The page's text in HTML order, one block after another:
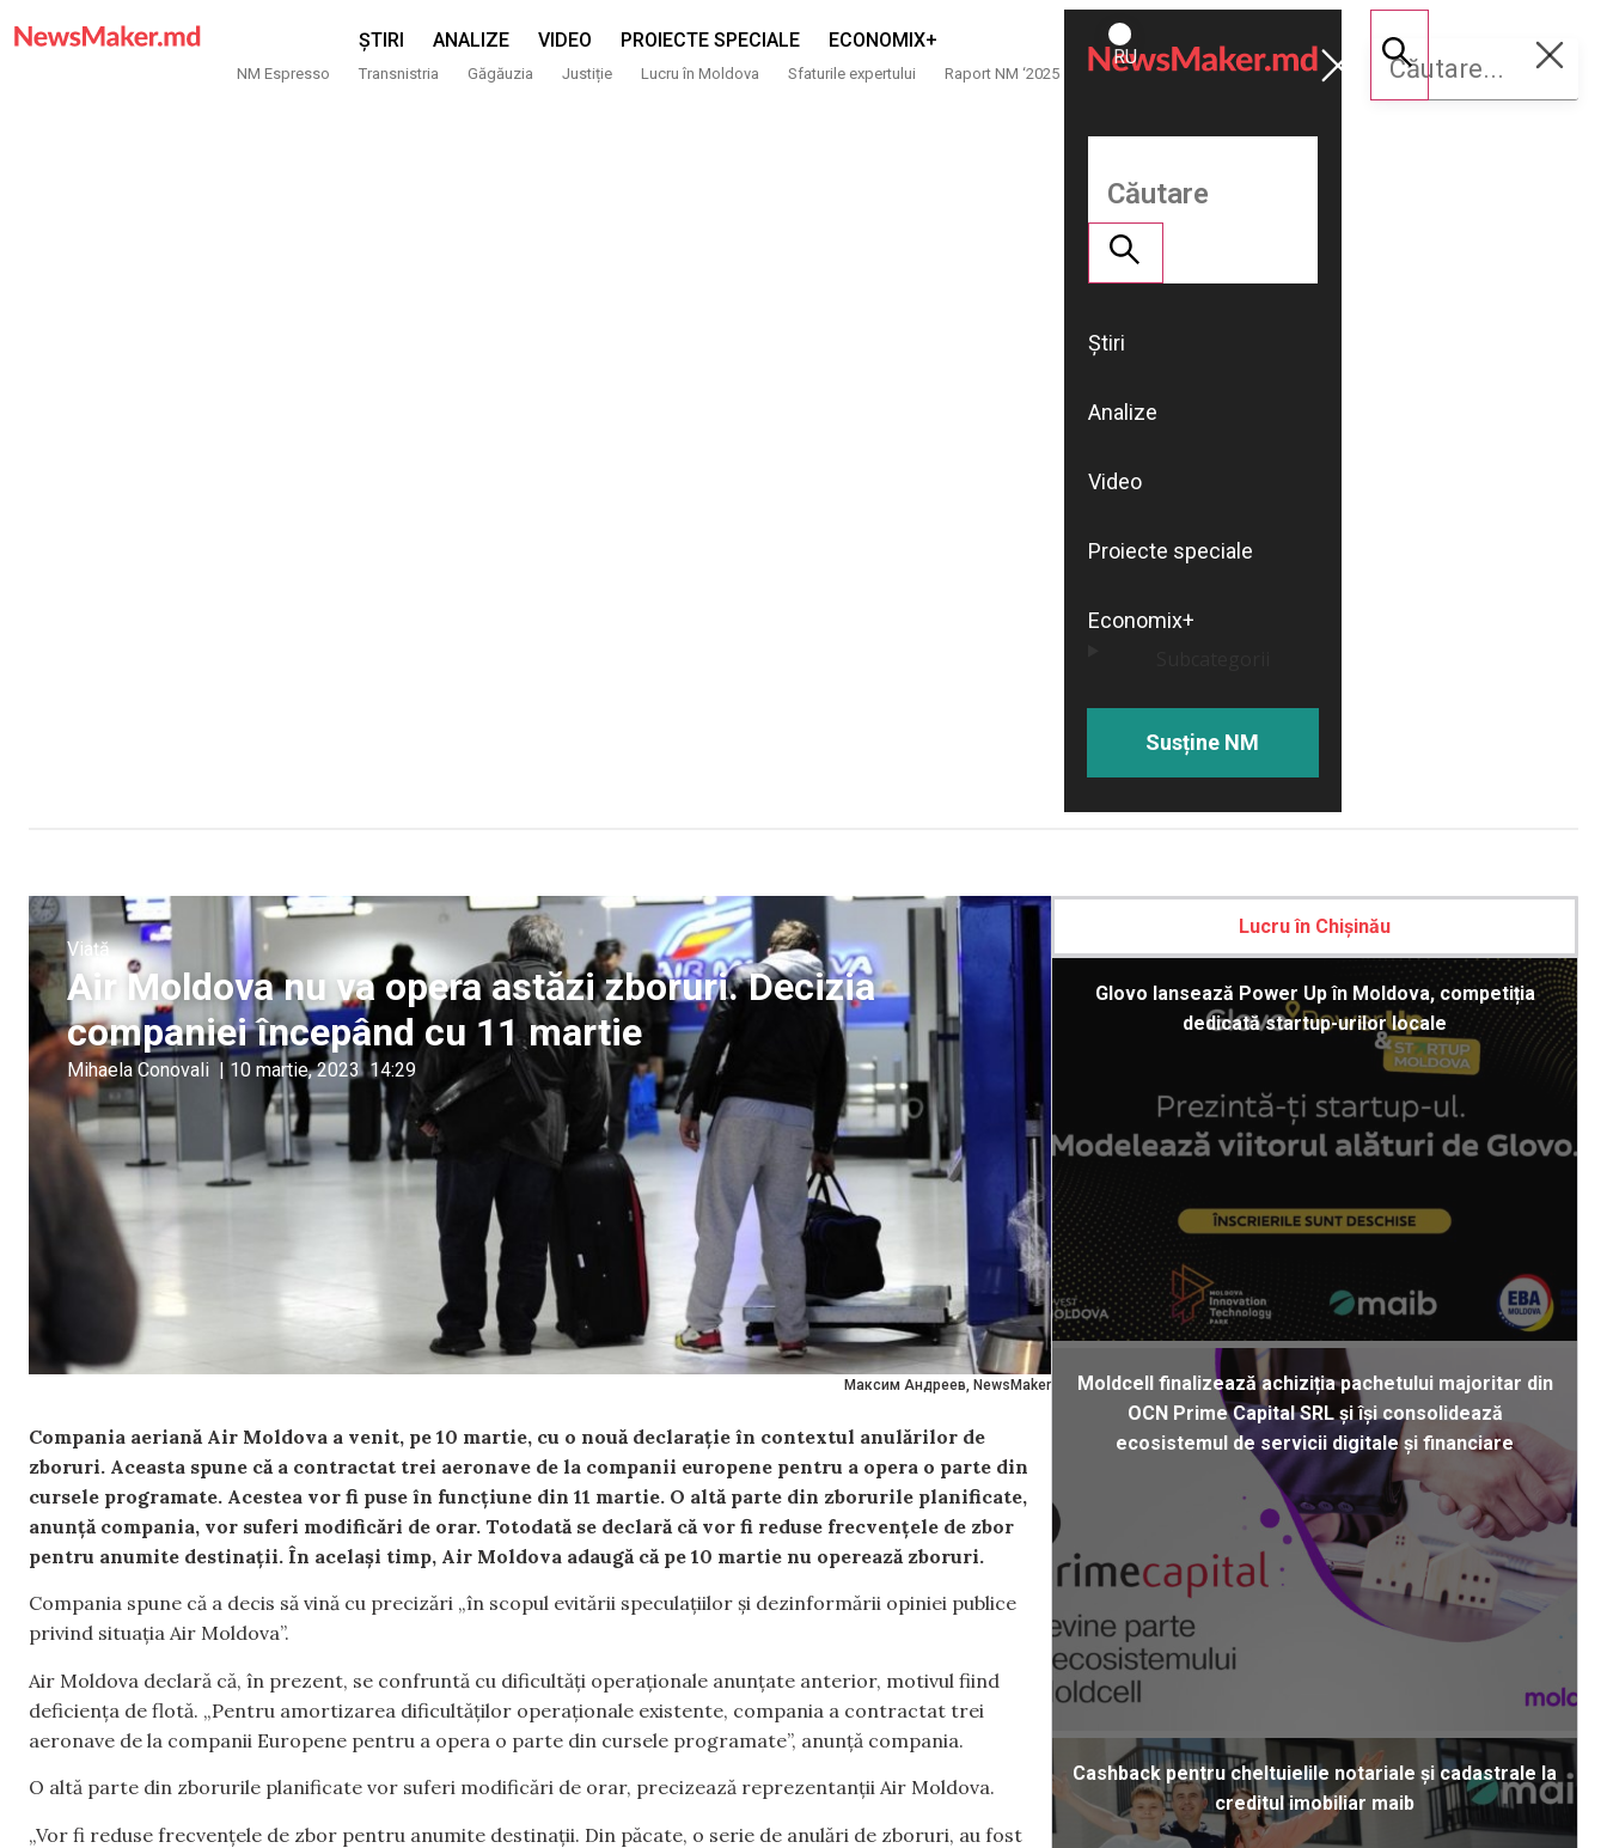
ȘTIRI ANALIZE VIDEO PROIECTE SPECIALE ECONOMIX+
NM Espresso Transnistria Găgăuzia Justiție Lucru în Moldova Sfaturile expertului Raport NM ‘2025
ROMÂNĂ
RU
Susține
NM
Știri
Analize
Video
Proiecte speciale
Economix+
Susține NM
Максим Андреев, NewsMaker
Viață
Air Moldova nu va opera astăzi zboruri. Decizia
companiei începând cu 11 martie
Mihaela Conovali | 10 martie, 2023 14:29
Compania aeriană Air Moldova a venit, pe 10 martie, cu o nouă declarație în contextul anulărilor de
zboruri. Aceasta spune că a contractat trei aeronave de la companii europene pentru a opera o parte din
cursele programate. Acestea vor fi puse în funcțiune din 11 martie. O altă parte din zborurile planificate,
anunță compania, vor suferi modificări de orar. Totodată se declară că vor fi reduse frecvențele de zbor
pentru anumite destinații. În același timp, Air Moldova adaugă că pe 10 martie nu operează zboruri.
Compania spune că a decis să vină cu precizări „în scopul evitării speculațiilor și dezinformării opiniei publice
privind situația Air Moldova”.
Air Moldova declară că, în prezent, se confruntă cu dificultăți operaționale anunțate anterior, motivul fiind
deficiența de flotă. „Pentru amortizarea dificultăților operaționale existente, compania a contractat trei
aeronave de la companii Europene pentru a opera o parte din cursele programate”, anunță compania.
O altă parte din zborurile planificate vor suferi modificări de orar, precizează reprezentanții Air Moldova.
„Vor fi reduse frecvențele de zbor pentru anumite destinații. Din păcate, o serie de anulări de zboruri, au fost
Lucru în Chișinău
Glovo lansează Power Up în Moldova, competiția
dedicată startup-urilor locale
Moldcell finalizează achiziția pachetului majoritar din
OCN Prime Capital SRL și își consolidează
ecosistemul de servicii digitale și financiare
Cashback pentru cheltuielile notariale și cadastrale la
creditul imobiliar maib